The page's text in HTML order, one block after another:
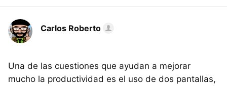
Carlos Roberto
Una de las cuestiones que ayudan a mejorar
mucho la productividad es el uso de dos pantallas,